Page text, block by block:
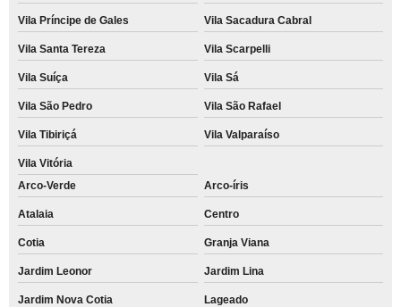
Vila Príncipe de Gales Vila Sacadura Cabral
Vila Santa Tereza Vila Scarpelli
Vila Suíça Vila Sá
Vila São Pedro Vila São Rafael
Vila Tibiriçá Vila Valparaíso
Vila Vitória
Arco-Verde
Arco-íris
Atalaia Centro
Cotia Granja Viana
Jardim Leonor Jardim Lina
Jardim Nova Cotia Lageado